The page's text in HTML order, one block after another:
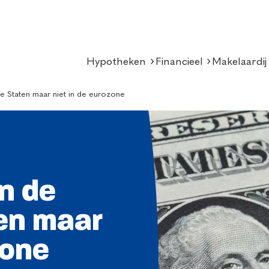
Hypotheken Financieel Makelaardij
Staten maar niet in de eurozone
de
maar